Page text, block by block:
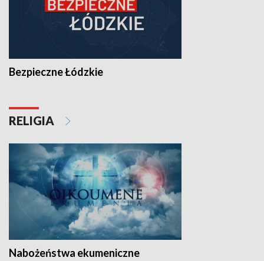
Bezpieczne Łódzkie
RELIGIA
Nabożeństwa ekumeniczne